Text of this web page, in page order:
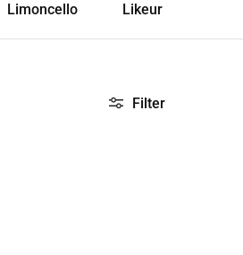
Limoncello Likeur
Filter